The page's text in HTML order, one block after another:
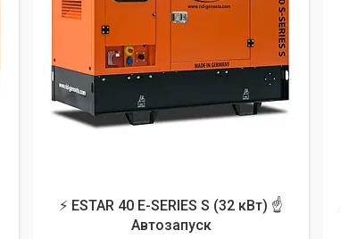
⚡ ESTAR 40 E-SERIES S (32 кВт) ☝
Автозапуск